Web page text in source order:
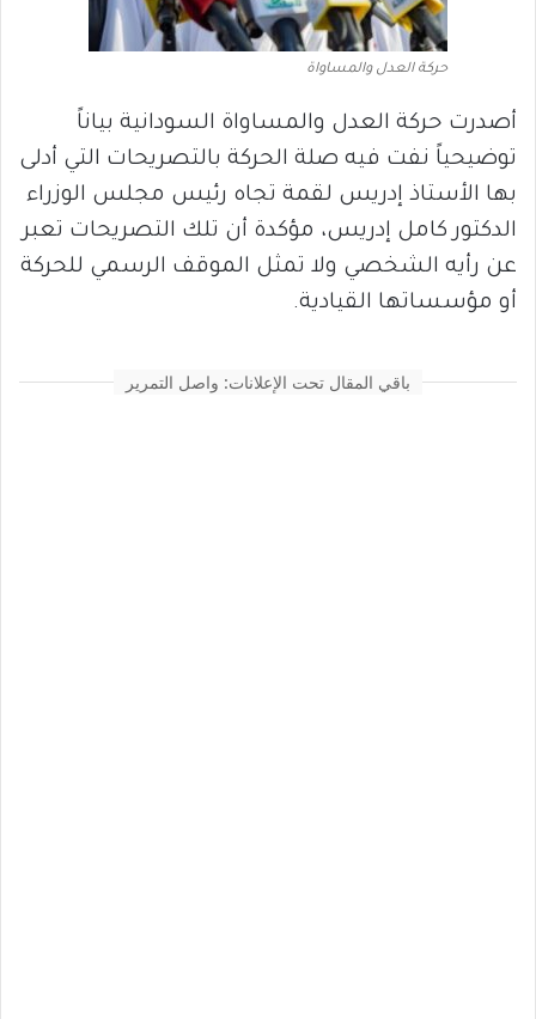
حركة العدل والمساواة
أصدرت حركة العدل والمساواة السودانية بياناً
توضيحياً نفت فيه صلة الحركة بالتصريحات التي أدلى
بها الأستاذ إدريس لقمة تجاه رئيس مجلس الوزراء
الدكتور كامل إدريس، مؤكدة أن تلك التصريحات تعبر
عن رأيه الشخصي ولا تمثل الموقف الرسمي للحركة
أو مؤسساتها القيادية.
باقي المقال تحت الإعلانات: واصل التمرير